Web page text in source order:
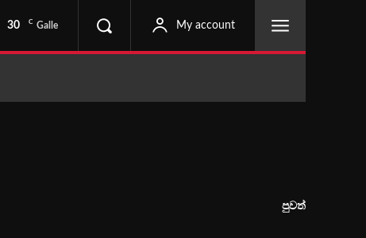
30 C Galle My account
පුවත්